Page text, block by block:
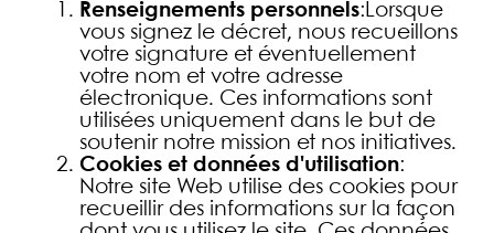
Renseignements personnels:Lorsque
vous signez le décret, nous recueillons
votre signature et éventuellement
votre nom et votre adresse
électronique. Ces informations sont
utilisées uniquement dans le but de
soutenir notre mission et nos initiatives.
Cookies et données d'utilisation:
Notre site Web utilise des cookies pour
recueillir des informations sur la façon